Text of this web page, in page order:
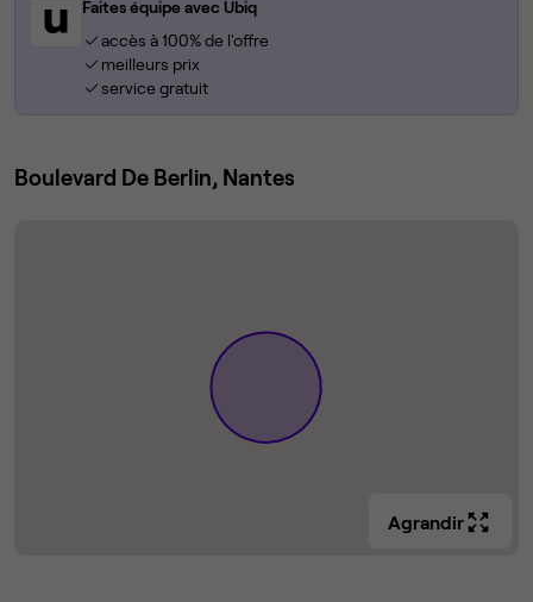
Faites équipe avec Ubiq
accès à 100% de l'offre
meilleurs prix
service gratuit
Boulevard De Berlin, Nantes
Agrandir